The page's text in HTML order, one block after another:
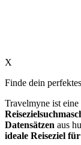
X
Finde dein
Travelmyne ist eine
Datensätzen aus
ideale Reiseziel